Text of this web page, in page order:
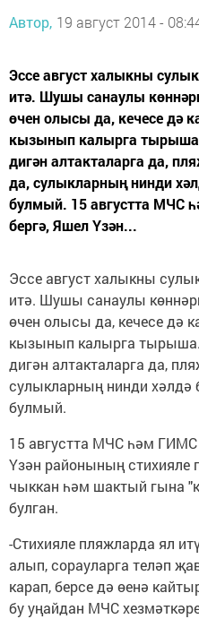
Автор, 19 август 2014 -
Эссе август халыкны
итә. Шушы санаулы
өчен олысы да, кечесе дә
кызынып калырга
дигән алтакталарга да,
да, сулыкларның нинди
булмый. 15 августта МЧС
бергә, Яшел Үзән...
Эссе август халыкны
итә. Шушы санаулы
өчен олысы да, кечесе дә
кызынып калырга
дигән алтакталарга да,
сулыкларның нинди хәлдә
булмый.
15 августта МЧС һәм ГИМС
Үзән районының стихияле
чыккан һәм шактый гына
булган.
-Стихияле пляжларда ял
алып, сорауларга теләп
карап, берсе дә өенә
бу уңайдан МЧС